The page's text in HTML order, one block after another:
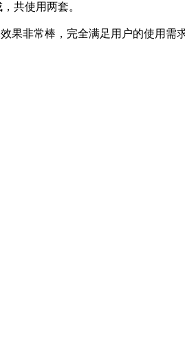
共使用两套。
非常棒，完全满足用户的使用需